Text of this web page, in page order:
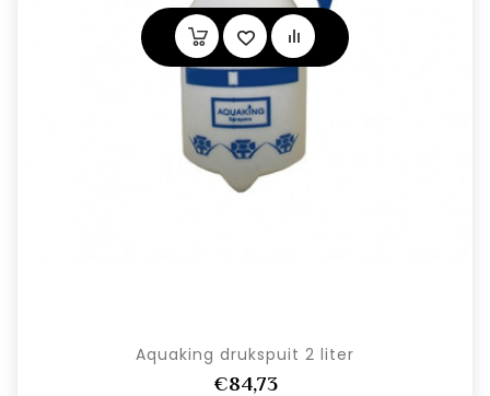
Aquaking drukspuit 2 liter
€84,73